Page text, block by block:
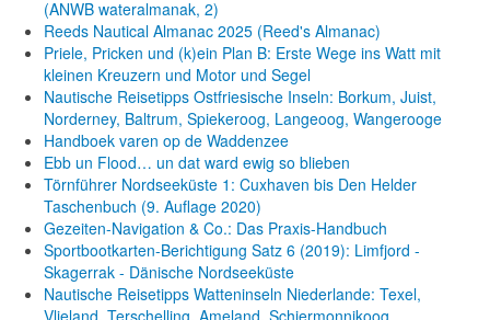
(ANWB wateralmanak, 2)
Reeds Nautical Almanac 2025 (Reed's Almanac)
Priele, Pricken und (k)ein Plan B: Erste Wege ins Watt mit
kleinen Kreuzern und Motor und Segel
Nautische Reisetipps Ostfriesische Inseln: Borkum, Juist,
Norderney, Baltrum, Spiekeroog, Langeoog, Wangerooge
Handboek varen op de Waddenzee
Ebb un Flood… un dat ward ewig so blieben
Törnführer Nordseeküste 1: Cuxhaven bis Den Helder
Taschenbuch (9. Auflage 2020)
Gezeiten-Navigation & Co.: Das Praxis-Handbuch
Sportbootkarten-Berichtigung Satz 6 (2019): Limfjord -
Skagerrak - Dänische Nordseeküste
Nautische Reisetipps Watteninseln Niederlande: Texel,
Vlieland, Terschelling, Ameland, Schiermonnikoog